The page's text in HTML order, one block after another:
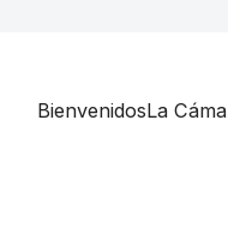
BienvenidosLa